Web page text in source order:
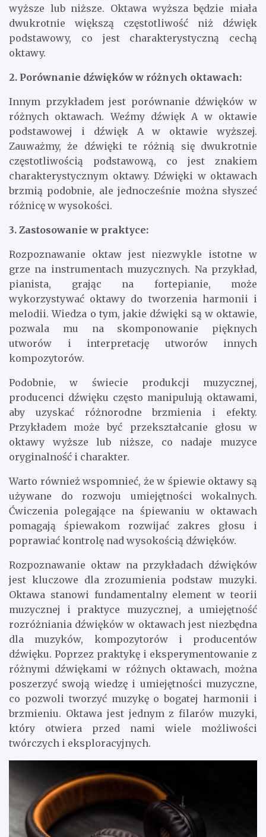
wyższe lub niższe. Oktawa wyższa będzie miała
dwukrotnie większą częstotliwość niż dźwięk
podstawowy, co jest charakterystyczną cechą
oktawy.
2. Porównanie dźwięków w różnych oktawach:
Innym przykładem jest porównanie dźwięków w
różnych oktawach. Weźmy dźwięk A w oktawie
podstawowej i dźwięk A w oktawie wyższej.
Zauważmy, że dźwięki te różnią się dwukrotnie
częstotliwością podstawową, co jest znakiem
charakterystycznym oktawy. Dźwięki w oktawach
brzmią podobnie, ale jednocześnie można słyszeć
różnicę w wysokości.
3. Zastosowanie w praktyce:
Rozpoznawanie oktaw jest niezwykle istotne w
grze na instrumentach muzycznych. Na przykład,
pianista, grając na fortepianie, może
wykorzystywać oktawy do tworzenia harmonii i
melodii. Wiedza o tym, jakie dźwięki są w oktawie,
pozwala mu na skomponowanie pięknych
utworów i interpretację utworów innych
kompozytorów.
Podobnie, w świecie produkcji muzycznej,
producenci dźwięku często manipulują oktawami,
aby uzyskać różnorodne brzmienia i efekty.
Przykładem może być przekształcanie głosu w
oktawy wyższe lub niższe, co nadaje muzyce
oryginalność i charakter.
Warto również wspomnieć, że w śpiewie oktawy są
używane do rozwoju umiejętności wokalnych.
Ćwiczenia polegające na śpiewaniu w oktawach
pomagają śpiewakom rozwijać zakres głosu i
poprawiać kontrolę nad wysokością dźwięków.
Rozpoznawanie oktaw na przykładach dźwięków
jest kluczowe dla zrozumienia podstaw muzyki.
Oktawa stanowi fundamentalny element w teorii
muzycznej i praktyce muzycznej, a umiejętność
rozróżniania dźwięków w oktawach jest niezbędna
dla muzyków, kompozytorów i producentów
dźwięku. Poprzez praktykę i eksperymentowanie z
różnymi dźwiękami w różnych oktawach, można
poszerzyć swoją wiedzę i umiejętności muzyczne,
co pozwoli tworzyć muzykę o bogatej harmonii i
brzmieniu. Oktawa jest jednym z filarów muzyki,
który otwiera przed nami wiele możliwości
twórczych i eksploracyjnych.